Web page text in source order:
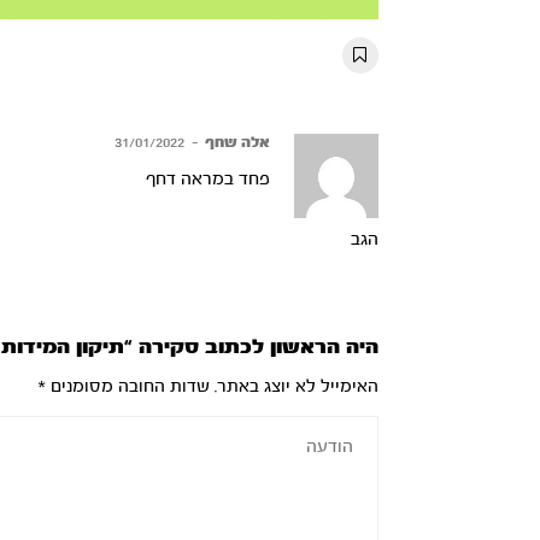
אלה שחף –
31/01/2022
פחד במראה דחף
הגב
היה הראשון לכתוב סקירה “תיקון
האימייל לא יוצג באתר. שדות החובה מסומנים*